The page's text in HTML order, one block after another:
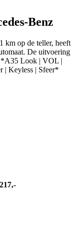
Benz
km op de teller, heeft
De uitvoering
*A35 Look | VOL |
| Keyless | Sfeer*